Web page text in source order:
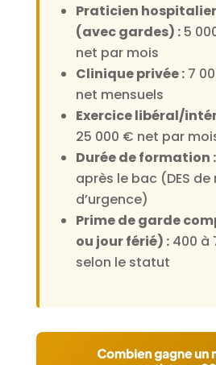
Praticien
(avec gardes) :5
net par mois
Clinique privée :7
net mensuels
Exercice libéral/
25 000 € net par
Durée de formation :
après le bac (DES
d’urgence)
Prime de garde
ou jour férié) :400 à
selon le statut